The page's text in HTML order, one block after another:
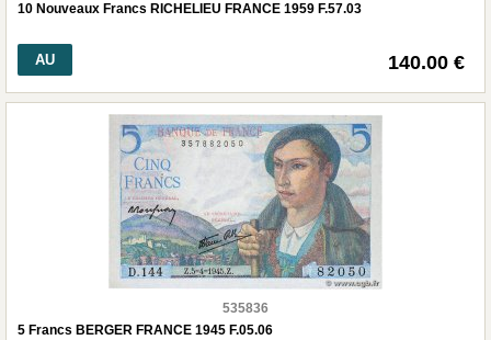
10 Nouveaux Francs RICHELIEU FRANCE 1959 F.57.03
AU 140.00 €
535836
5 Francs BERGER FRANCE 1945 F.05.06